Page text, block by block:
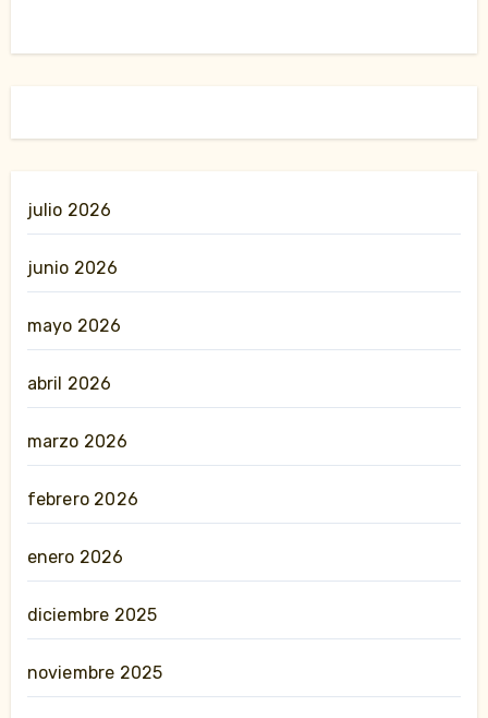
julio 2026
junio 2026
mayo 2026
abril 2026
marzo 2026
febrero 2026
enero 2026
diciembre 2025
noviembre 2025